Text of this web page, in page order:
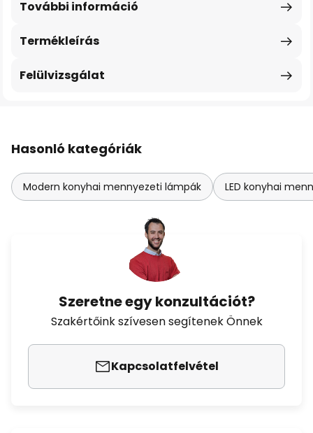
Termékleírás
További információ
Felülvizsgálat
Hasonló kategóriák
Modern konyhai mennyezeti lámpák LED konyhai
Szeretne egy konzultációt?
Szakértőink szívesen segítenek Önnek
Kapcsolatfelvétel